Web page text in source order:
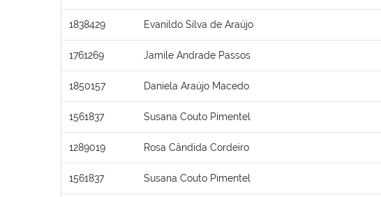
1838429 Evanildo Silva de Araújo
1761269 Jamile Andrade Passos
1850157 Daniela Araújo Macedo
1561837 Susana Couto Pimentel
1289019 Rosa Cândida Cordeiro
1561837 Susana Couto Pimentel